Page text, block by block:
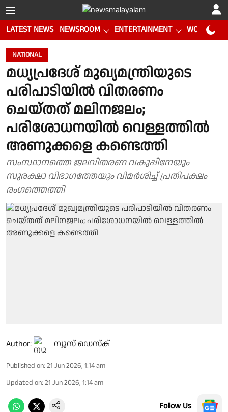
LATEST NEWS NEWSROOM ENTERTAINMENT WORLD CUP
NATIONAL
മധ്യപ്രദേശ് മുഖ്യമന്ത്രിയുടെ
പരിപാടിയിൽ വിതരണം
ചെയ്തത് മലിനജലം;
പരിശോധനയിൽ വെള്ളത്തിൽ
അണുക്കളെ കണ്ടെത്തി
സംസ്ഥാനത്തെ ജലവിതരണ വകുപ്പിനേയും
സുരക്ഷാ വിഭാഗത്തേയും വിമർശിച്ച് പ്രതിപക്ഷം
രംഗത്തെത്തി
Author: ന്യൂസ് ഡെസ്ക്
Published on: 21 Jun 2026, 1:14 am
Updated on: 21 Jun 2026, 1:14 am
Follow Us